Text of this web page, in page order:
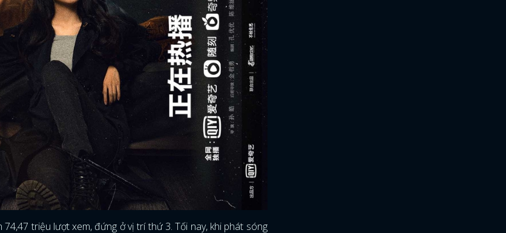
triệu lượt xem, đứng ở vị trí thứ 3. Tối nay, khi phát sóng